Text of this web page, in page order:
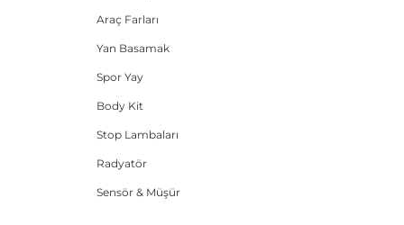
Araç Farları
Yan Basamak
Spor Yay
Body Kit
Stop Lambaları
Radyatör
Sensör & Müşür